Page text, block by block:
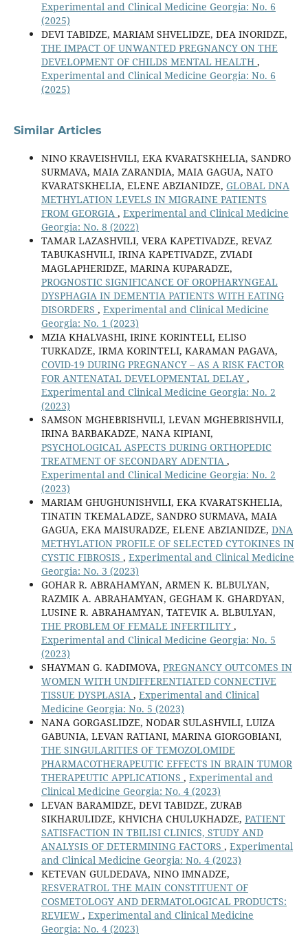
Experimental and Clinical Medicine Georgia: No. 6
(2025)
DEVI TABIDZE, MARIAM SHVELIDZE, DEA INORIDZE,
THE IMPACT OF UNWANTED PREGNANCY ON THE
DEVELOPMENT OF CHILDS MENTAL HEALTH ,
Experimental and Clinical Medicine Georgia: No. 6
(2025)
Similar Articles
NINO KRAVEISHVILI, EKA KVARATSKHELIA, SANDRO
SURMAVA, MAIA ZARANDIA, MAIA GAGUA, NATO
KVARATSKHELIA, ELENE ABZIANIDZE, GLOBAL DNA
METHYLATION LEVELS IN MIGRAINE PATIENTS
FROM GEORGIA , Experimental and Clinical Medicine
Georgia: No. 8 (2022)
TAMAR LAZASHVILI, VERA KAPETIVADZE, REVAZ
TABUKASHVILI, IRINA KAPETIVADZE, ZVIADI
MAGLAPHERIDZE, MARINA KUPARADZE,
PROGNOSTIC SIGNIFICANCE OF OROPHARYNGEAL
DYSPHAGIA IN DEMENTIA PATIENTS WITH EATING
DISORDERS , Experimental and Clinical Medicine
Georgia: No. 1 (2023)
MZIA KHALVASHI, IRINE KORINTELI, ELISO
TURKADZE, IRMA KORINTELI, KARAMAN PAGAVA,
COVID-19 DURING PREGNANCY – AS A RISK FACTOR
FOR ANTENATAL DEVELOPMENTAL DELAY ,
Experimental and Clinical Medicine Georgia: No. 2
(2023)
SAMSON MGHEBRISHVILI, LEVAN MGHEBRISHVILI,
IRINA BARBAKADZE, NANA KIPIANI,
PSYCHOLOGICAL ASPECTS DURING ORTHOPEDIC
TREATMENT OF SECONDARY ADENTIA ,
Experimental and Clinical Medicine Georgia: No. 2
(2023)
MARIAM GHUGHUNISHVILI, EKA KVARATSKHELIA,
TINATIN TKEMALADZE, SANDRO SURMAVA, MAIA
GAGUA, EKA MAISURADZE, ELENE ABZIANIDZE, DNA
METHYLATION PROFILE OF SELECTED CYTOKINES IN
CYSTIC FIBROSIS , Experimental and Clinical Medicine
Georgia: No. 3 (2023)
GOHAR R. ABRAHAMYAN, ARMEN K. BLBULYAN,
RAZMIK A. ABRAHAMYAN, GEGHAM K. GHARDYAN,
LUSINE R. ABRAHAMYAN, TATEVIK A. BLBULYAN,
THE PROBLEM OF FEMALE INFERTILITY ,
Experimental and Clinical Medicine Georgia: No. 5
(2023)
SHAYMAN G. KADIMOVA, PREGNANCY OUTCOMES IN
WOMEN WITH UNDIFFERENTIATED CONNECTIVE
TISSUE DYSPLASIA , Experimental and Clinical
Medicine Georgia: No. 5 (2023)
NANA GORGASLIDZE, NODAR SULASHVILI, LUIZA
GABUNIA, LEVAN RATIANI, MARINA GIORGOBIANI,
THE SINGULARITIES OF TEMOZOLOMIDE
PHARMACOTHERAPEUTIC EFFECTS IN BRAIN TUMOR
THERAPEUTIC APPLICATIONS , Experimental and
Clinical Medicine Georgia: No. 4 (2023)
LEVAN BARAMIDZE, DEVI TABIDZE, ZURAB
SIKHARULIDZE, KHVICHA CHULUKHADZE, PATIENT
SATISFACTION IN TBILISI CLINICS, STUDY AND
ANALYSIS OF DETERMINING FACTORS , Experimental
and Clinical Medicine Georgia: No. 4 (2023)
KETEVAN GULDEDAVA, NINO IMNADZE,
RESVERATROL THE MAIN CONSTITUENT OF
COSMETOLOGY AND DERMATOLOGICAL PRODUCTS:
REVIEW , Experimental and Clinical Medicine
Georgia: No. 4 (2023)